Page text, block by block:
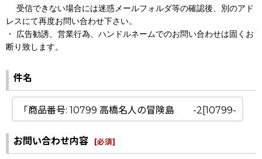
受信できない場合には迷惑メールフォルダ等の確認後、別のアド
レスにて再度お問い合わせ下さい。
・ 広告勧誘、営業行為、ハンドルネームでのお問い合わせは固くお
断り致します。
件名
お問い合わせ内容 [必須]